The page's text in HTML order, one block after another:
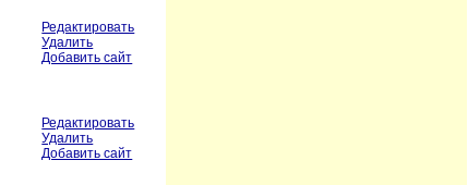
Редактировать
Удалить
Добавить сайт
Редактировать
Удалить
Добавить сайт